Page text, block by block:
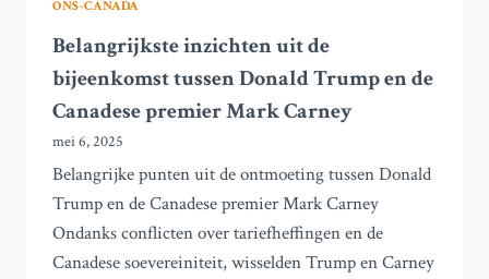
ONS-CANADA
Belangrijkste inzichten uit de
bijeenkomst tussen Donald Trump en de
Canadese premier Mark Carney
mei 6, 2025
Belangrijke punten uit de ontmoeting tussen Donald
Trump en de Canadese premier Mark Carney
Ondanks conflicten over tariefheffingen en de
Canadese soevereiniteit, wisselden Trump en Carney